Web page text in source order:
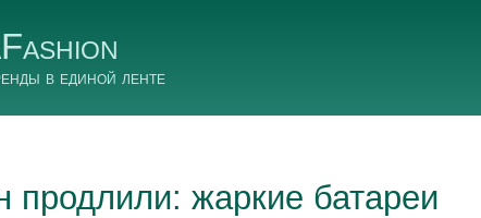
в единой ленте
продлили: жаркие батареи